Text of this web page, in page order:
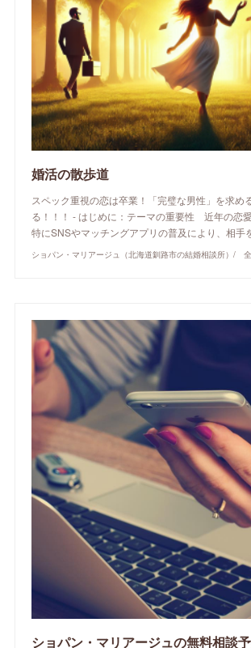
婚活の散歩道
スペック重視の恋は卒業！「完璧な男性」を求め
る！！！ - はじめに：テーマの重要性 近年の恋愛
特にSNSやマッチングアプリの普及により、相手
ショパン・マリアージュの無料相談